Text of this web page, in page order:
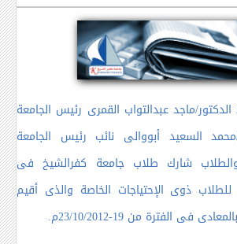
الدكتور/ماجد عبدالتواب القمرى رئيس الجامعة
محمد السعيد أبووالى نائب رئيس الجامعة
شارك طلاب جامعة كفرالشيخ فى
ذوى الإحتياجات الخاصة والذى أقيم
فى الفترة من 19-23/10/2012م.